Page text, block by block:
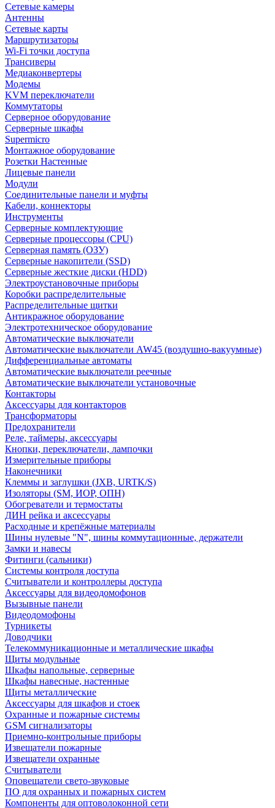
Сетевые камеры
Антенны
Сетевые карты
Маршрутизаторы
Wi-Fi точки доступа
Трансиверы
Медиаконвертеры
Модемы
KVM переключатели
Коммутаторы
Серверное оборудование
Серверные шкафы
Supermicro
Монтажное оборудование
Розетки Настенные
Лицевые панели
Модули
Соединительные панели и муфты
Кабели, коннекторы
Инструменты
Серверные комплектующие
Серверные процессоры (CPU)
Серверная память (ОЗУ)
Серверные накопители (SSD)
Серверные жесткие диски (HDD)
Электроустановочные приборы
Коробки распределительные
Распределительные щитки
Антикражное оборудование
Электротехническое оборудование
Автоматические выключатели
Автоматические выключатели AW45 (воздушно-вакуумные)
Дифференциальные автоматы
Автоматические выключатели реечные
Автоматические выключатели установочные
Контакторы
Аксессуары для контакторов
Трансформаторы
Предохранители
Реле, таймеры, аксессуары
Кнопки, переключатели, лампочки
Измерительные приборы
Наконечники
Клеммы и заглушки (JXB, URTK/S)
Изоляторы (SM, ИОР, ОПН)
Обогреватели и термостаты
ДИН рейка и аксессуары
Расходные и крепёжные материалы
Шины нулевые "N", шины коммутационные, держатели
Замки и навесы
Фитинги (сальники)
Системы контроля доступа
Считыватели и контроллеры доступа
Аксессуары для видеодомофонов
Вызывные панели
Видеодомофоны
Турникеты
Доводчики
Телекоммуникационные и металлические шкафы
Щиты модульные
Шкафы напольные, серверные
Шкафы навесные, настенные
Щиты металлические
Аксессуары для шкафов и стоек
Охранные и пожарные системы
GSM сигнализаторы
Приемно-контрольные приборы
Извещатели пожарные
Извещатели охранные
Считыватели
Оповещатели свето-звуковые
ПО для охранных и пожарных систем
Компоненты для оптоволоконной сети